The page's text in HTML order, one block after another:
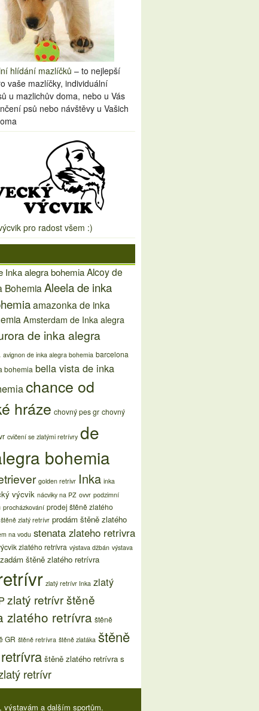
hlídání mazlíčků – to nejlepší
vaše mazlíčky, individuální
u mazlichův doma, nebo u Vás
psů nebo návštěvy u Vašich
pro radost všem :)
Inka alegra bohemiaAlcoy de
Bohemia Aleela de inka
amazonka de inka
Amsterdam de Inka alegra
de inka alegra
avignon de inka alegra bohemia barcelona
bohemia bella vista de inka
chance od
hráze chovný pes gr chovný
cvičení se zlatými retrívry de
bohemia
golden retrivr Inka inka
výcvik nácviky na PZ ovvr podzimní
procházkování prodej štěně zlatého
zlatý retrívr prodám štěně zlatého
na vodu stenata zlateho retrivra
zlatého retrívra výstava džbán výstava
zadám štěně zlatého retrívra
zlatý retrívr Inka zlatý
zlatý retrívr štěně
zlatého retrívra štěně
GR štěně retrívra štěně zlatáka štěně
štěně zlatého retrívra s
retrívr
a dalším sportům.